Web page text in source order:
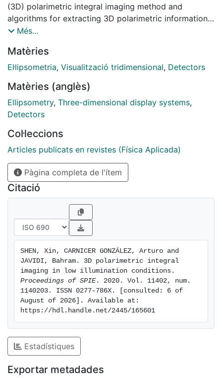
(3D) polarimetric integral imaging method and
algorithms for extracting 3D polarimetric information
in low light environment. 3D integral imaging
originally captured two-dimensional (2D) polarimetric
images. The signal-to-noise ratio (SNR) of the 3D
comparing with the 2D images. The Stokes
polarization parameters are measured and applied for
the calculation of the 3D volumetric degree of
analysis on the 3D DoP can extract the polarimetric
properties of the scene. Experimental results verified
the proposed method out performs the conventional
2D polarimetric imaging in low illumination
environment.
Més...
Matèries
El·lipsometria, Visualització tridimensional, Detectors
Matèries (anglès)
Ellipsometry, Three-dimensional display systems,
Detectors
Col·leccions
Articles publicats en revistes (Física Aplicada)
Pàgina completa de l'ítem
Citació
SHEN, Xin, CARNICER GONZÁLEZ, Arturo and
JAVIDI, Bahram. 3D polarimetric integral
Proceedings of SPIE. 2020. Vol. 11402, num.
1140203. ISSN 0277-786X. [consulted: 6 of
August of 2026]. Available at:
https://hdl.handle.net/2445/165601
Estadístiques
Exportar metadades